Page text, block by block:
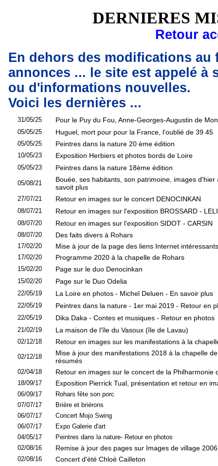
DERNIERES
Retour
En dehors des modifications au
annonces ... le site est appelé à
ou d'informations nouvelles.
Voici les dernières ...
31/05/25 Pour le Puy du Fou, Anne-Georges-Augustin de
05/05/25 Huguel, mort pour pour la France, l'oublié de 39 45
05/05/25 Peintres dans la nature 20 ème édition
10/05/23 Exposition Herbiers et photos bords de Loire
05/05/23 Peintres dans la nature 18ème édition
05/08/21
Bouée, ses habitants, son patrimoine, images d'hier
savoit plus
27/07/21 Retour en images sur le concert DENOCINKAN
08/07/21 Retour en images sur l'exposition BROSSARD -
08/07/20 Retour en images sur l'exposition SIDOT - CARSIN
08/07/20 Des faits divers à Rohars
17/02/20 Mise à jour de la page des liens Internet intéressants
17/02/20 Programme 2020 à la chapelle de Rohars
15/02/20 Page sur le duo Denocinkan
15/02/20 Page sur le Duo Odelia
22/05/19 La Loire en photos - Michel Deluen - En savoir plus
22/05/19 Peintres dans la nature - 1er mai 2019 - Retour en
22/05/19 Dika Daka - Contes et musiques - Retour en photos
21/02/19 La maison de l'île du Vasoux (île de Lavau)
02/12/18 Retour en images sur les manifestations à la
02/12/18
Mise à jour des manifestations 2018 à la chapelle
résumés
02/04/18 Retour en images sur le concert de la Philharmonie
18/09/17 Exposition Pierrick Tual, présentation et retour en
06/09/17
Rohars fête son porc
07/07/17
Brière et briérons
06/07/17
Concert Mojo Swing
06/07/17
Expo Galerie d'art
04/05/17
Peintres dans la nature- Retour en photos
02/08/16
Remise à jour des pages sur Images de village 2006
02/08/16 Concert d'été Chloé Cailleton